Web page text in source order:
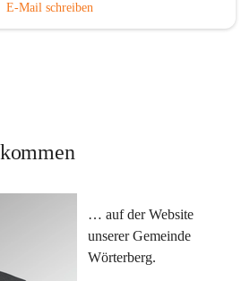
E-Mail schreiben
… auf der Website
unserer Gemeinde
Wörterberg.